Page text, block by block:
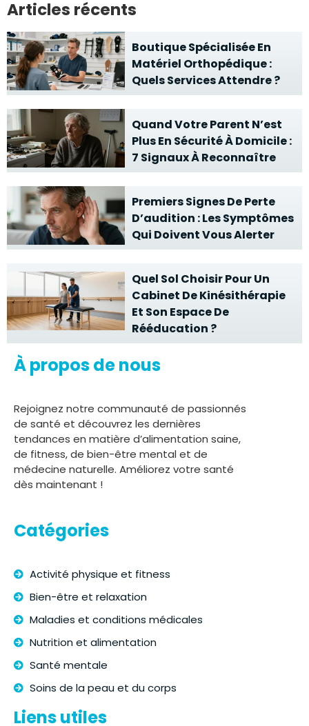
Articles récents
Boutique Spécialisée En
Matériel Orthopédique :
Quels Services Attendre ?
Quand Votre Parent N’est
Plus En Sécurité À Domicile :
7 Signaux À Reconnaître
Premiers Signes De Perte
D’audition : Les Symptômes
Qui Doivent Vous Alerter
Quel Sol Choisir Pour Un
Cabinet De Kinésithérapie
Et Son Espace De
Rééducation ?
À propos de nous
Rejoignez notre communauté de passionnés
de santé et découvrez les dernières
tendances en matière d’alimentation saine,
de fitness, de bien-être mental et de
médecine naturelle. Améliorez votre santé
dès maintenant !
Catégories
Activité physique et fitness
Bien-être et relaxation
Maladies et conditions médicales
Nutrition et alimentation
Santé mentale
Soins de la peau et du corps
Liens utiles